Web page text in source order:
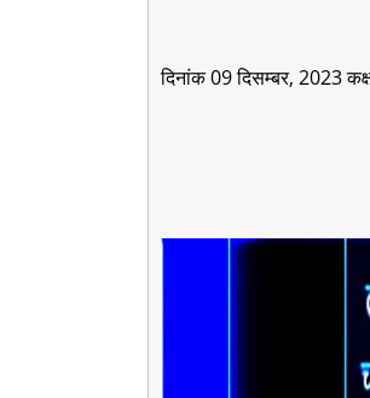
दिनांक 09दिसम्बर, 2023